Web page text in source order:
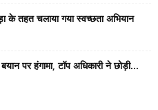
तहत चलाया गया स्वच्छता अभियान
पर हंगामा, टॉप अधिकारी ने छोड़ी...